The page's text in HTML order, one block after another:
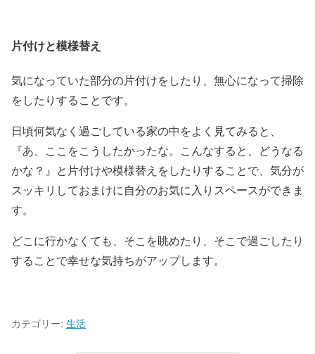
片付けと模様替え
気になっていた部分の片付けをしたり、無心になって掃除
をしたりすることです。
日頃何気なく過ごしている家の中をよく見てみると、
『あ、ここをこうしたかったな。こんなすると、どうなる
かな？』と片付けや模様替えをしたりすることで、気分が
スッキリしておまけに自分のお気に入りスペースができま
す。
どこに行かなくても、そこを眺めたり、そこで過ごしたり
することで幸せな気持ちがアップします。
カテゴリー: 生活